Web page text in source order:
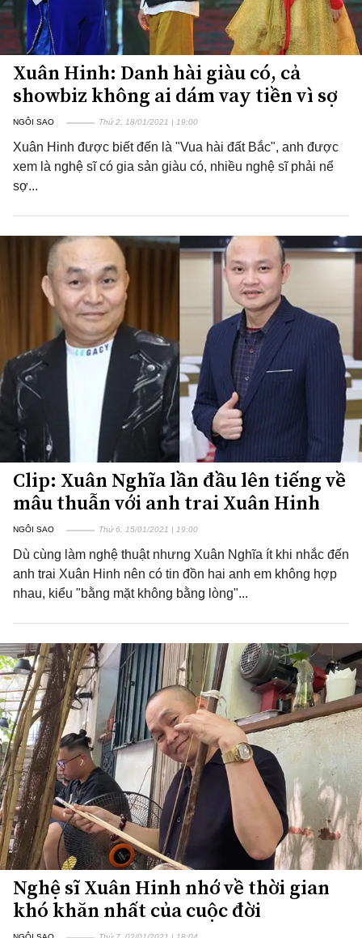
Xuân Hinh: Danh hài giàu có, cả
showbiz không ai dám vay tiền vì sợ
NGÔI SAO Thứ 2, 18/01/2021 | 19:00
Xuân Hinh được biết đến là "Vua hài đất Bắc", anh được
xem là nghệ sĩ có gia sản giàu có, nhiều nghệ sĩ phải nể
sợ...
Clip: Xuân Nghĩa lần đầu lên tiếng về
mâu thuẫn với anh trai Xuân Hinh
NGÔI SAO Thứ 6, 15/01/2021 | 19:00
Dù cùng làm nghệ thuật nhưng Xuân Nghĩa ít khi nhắc đến
anh trai Xuân Hinh nên có tin đồn hai anh em không hợp
nhau, kiểu "bằng mặt không bằng lòng"...
Nghệ sĩ Xuân Hinh nhớ về thời gian
khó khăn nhất của cuộc đời